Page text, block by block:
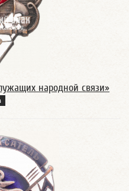
народной связи»